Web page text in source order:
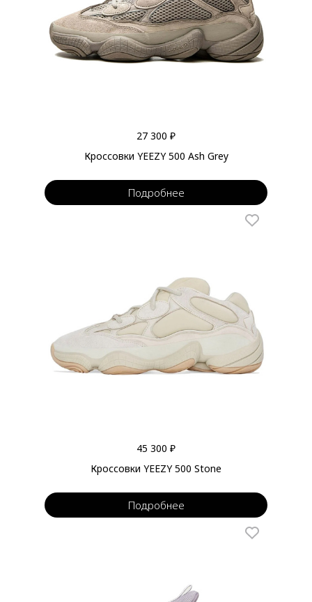
27 300 ₽
Кроссовки YEEZY 500 Ash Grey
Подробнее
45 300 ₽
Кроссовки YEEZY 500 Stone
Подробнее